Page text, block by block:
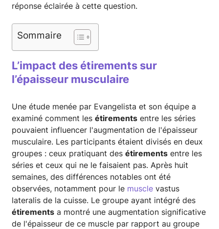
réponse éclairée à cette question.
Sommaire
L’impact des étirements sur
l’épaisseur musculaire
Une étude menée par Evangelista et son équipe a
examiné comment les étirements entre les séries
pouvaient influencer l'augmentation de l'épaisseur
musculaire. Les participants étaient divisés en deux
groupes : ceux pratiquant des étirements entre les
séries et ceux qui ne le faisaient pas. Après huit
semaines, des différences notables ont été
observées, notamment pour le muscle vastus
lateralis de la cuisse. Le groupe ayant intégré des
étirements a montré une augmentation significative
de l'épaisseur de ce muscle par rapport au groupe